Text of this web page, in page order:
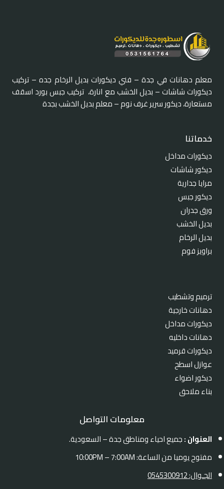
معلم دهانات في جدة – فني ديكورات بديل الرخام جده – تركيب
ديكورات شاشات – بديل الخشب مع انارة، تركيب جبس بورد اسقف
مستعارة، ديكور سرير غرف نوم – معلم بديل الخشب بجدة
خدماتنا
ديكورات مداخل
ديكور شاشات
مرايا جدارية
ديكور جبس
ورق جدران
بديل الخشب
بديل الرخام
براويز فوم
ترميم وتشطيب
دهانات خارجية
ديكورات مداخل
دهانات داخليه
ديكورات قرميد
عوازل اسطح
ديكور اضواء
بناء ملاحق
معلومات التواصل
العنوان :جميع احياء ومناطق جدة – السعودية.
مفتوح يوميا من الساعة: 10:00PM – 7:00AM
الجـوال: 0545300912